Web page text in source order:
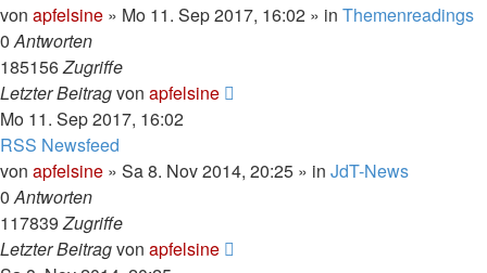
von apfelsine » Mo 11. Sep 2017, 16:02 » in Themenreadings
0Antworten
185156Zugriffe
Letzter Beitragvon apfelsine
Mo 11. Sep 2017, 16:02
RSS Newsfeed
von apfelsine » Sa 8. Nov 2014, 20:25 » in JdT-News
0Antworten
117839Zugriffe
Letzter Beitragvon apfelsine